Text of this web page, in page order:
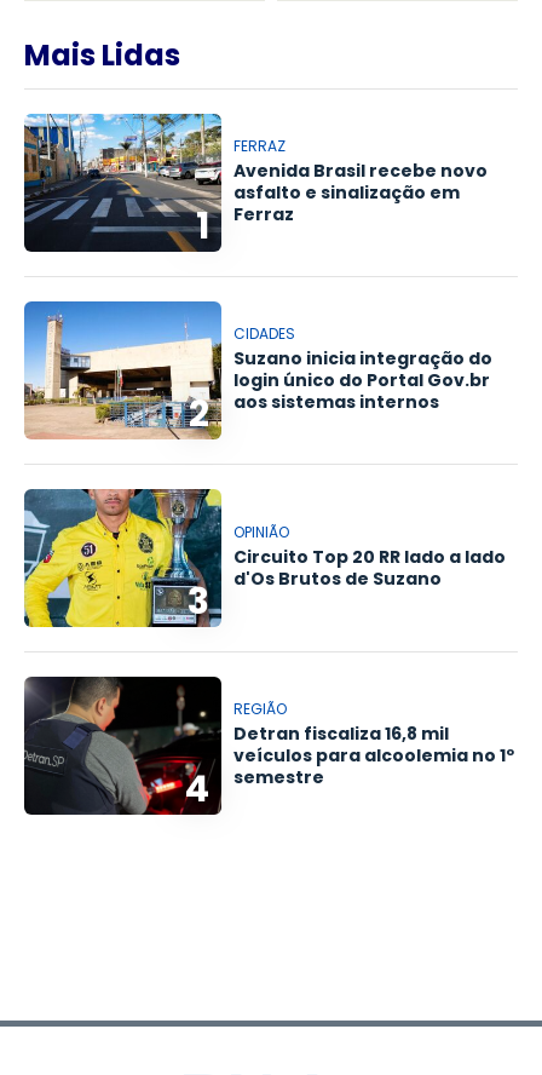
Mais Lidas
1
FERRAZ
Avenida Brasil recebe novo
asfalto e sinalização em
Ferraz
2
CIDADES
Suzano inicia integração do
login único do Portal Gov.br
aos sistemas internos
3
OPINIÃO
Circuito Top 20 RR lado a lado
d'Os Brutos de Suzano
4
REGIÃO
Detran fiscaliza 16,8 mil
veículos para alcoolemia no 1º
semestre